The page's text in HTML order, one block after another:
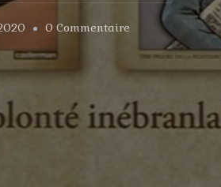
0 CommentaireSur
Femmes
En